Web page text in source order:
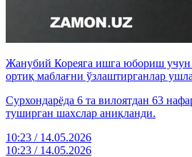
Жанубий Кореяга ишга юбориш учун
ортиқ маблағни ўзлаштирганлар
Сурхондарёда 6 та вилоятдан 63
туширган шахслар аниқланди.
10:23 / 14.05.2026
10:23 / 14.05.2026